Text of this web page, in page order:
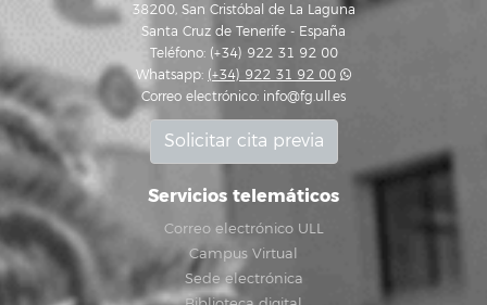
38200, San Cristóbal de La Laguna
Santa Cruz de Tenerife - España
Teléfono: (+34) 922 31 92 00
Whatsapp: (+34) 922 31 92 00
Correo electrónico: info@fg.ull.es
Solicitar cita previa
Servicios telemáticos
Correo electrónico ULL
Campus Virtual
Sede electrónica